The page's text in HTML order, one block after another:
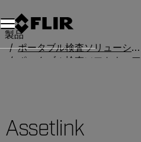
製品
ポータブル検査ソリューション
ポータブル検査ソフトウェア
Assetlink